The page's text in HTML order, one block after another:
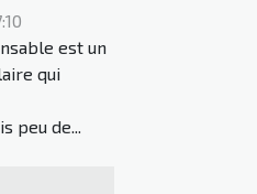
est un
qui
peu de...